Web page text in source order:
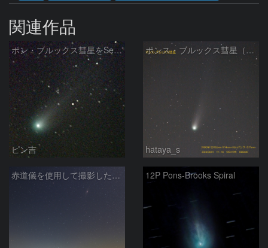
関連作品
ポン・ブルックス彗星をSeeStar S50で撮影画像を再処理
ピン吉
ポンス・ブルックス彗星（12P/Pons-Brooks）2024/04/01
hataya_s
赤道儀を使用して撮影した画像のSequatorによるコンポジット結果 12P Pons-Brooks Spiral